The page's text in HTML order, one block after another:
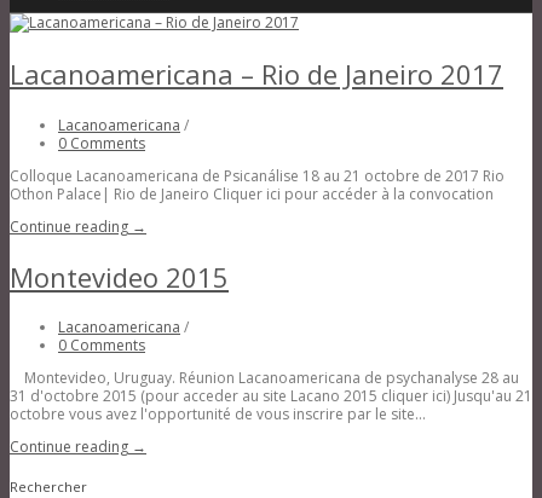
Lacanoamericana – Rio de Janeiro 2017
Lacanoamericana /
0 Comments
Colloque Lacanoamericana de Psicanálise 18 au 21 octobre de 2017 Rio
Othon Palace| Rio de Janeiro Cliquer ici pour accéder à la convocation
Continue reading →
Montevideo 2015
Lacanoamericana /
0 Comments
Montevideo, Uruguay. Réunion Lacanoamericana de psychanalyse 28 au
31 d'octobre 2015 (pour acceder au site Lacano 2015 cliquer ici) Jusqu'au 21
octobre vous avez l'opportunité de vous inscrire par le site...
Continue reading →
Rechercher